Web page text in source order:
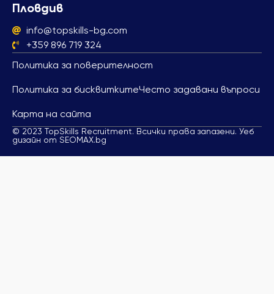
Пловдив
info@topskills-bg.com
+359 896 719 324
Политика за поверителност
Политика за бисквиткитеЧесто задавани въпроси
Карта на сайта
© 2023 TopSkills Recruitment. Всички права запазени. Уеб
дизайн от SEOMAX.bg